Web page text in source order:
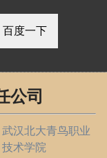
公司
武汉北大青鸟职业
技术学院